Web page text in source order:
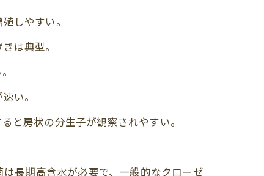
しやすい。
は典型。
い。
と房状の分生子が観察されやすい。
長期高含水が必要で、一般的なクローゼ